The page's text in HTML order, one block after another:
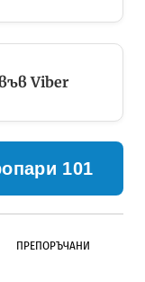
Viber
101
ПРЕПОРЪЧАНИ